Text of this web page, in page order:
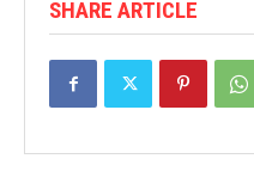
SHARE ARTICLE